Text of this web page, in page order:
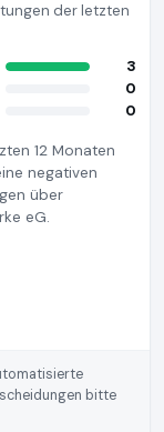
der letzten
3
0
0
12 Monaten
negativen
über
eG.
bitte